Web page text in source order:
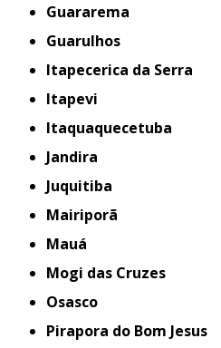
Guararema
Guarulhos
Itapecerica da Serra
Itapevi
Itaquaquecetuba
Jandira
Juquitiba
Mairiporã
Mauá
Mogi das Cruzes
Osasco
Pirapora do Bom Jesus